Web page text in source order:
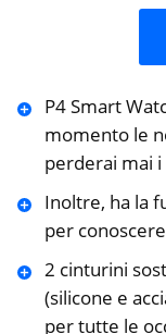
P4 Smart
momento le
perderai mai i
Inoltre, ha la
per
2 cinturini
(silicone e
per tutte le